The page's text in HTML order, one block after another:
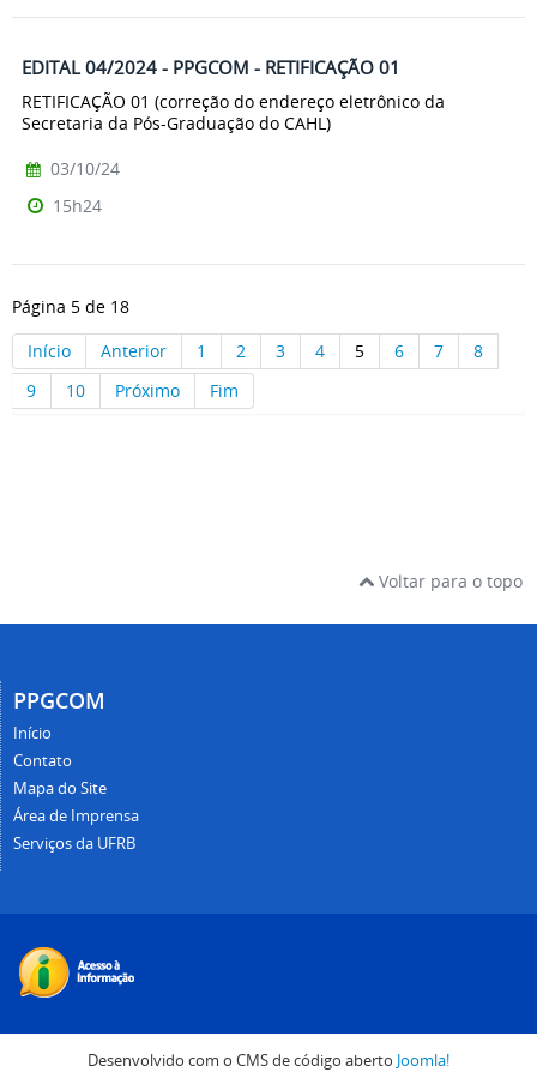
EDITAL 04/2024 - PPGCOM - RETIFICAÇÃO 01
RETIFICAÇÃO 01 (correção do endereço eletrônico da
Secretaria da Pós-Graduação do CAHL)
03/10/24
15h24
Página 5 de 18
Início
Anterior 1 2 3 4 5 6 7
8
9
10 Próximo Fim
Voltar para o topo
PPGCOM
Início
Contato
Mapa do Site
Área de Imprensa
Serviços da UFRB
Desenvolvido com o CMS de código aberto Joomla!